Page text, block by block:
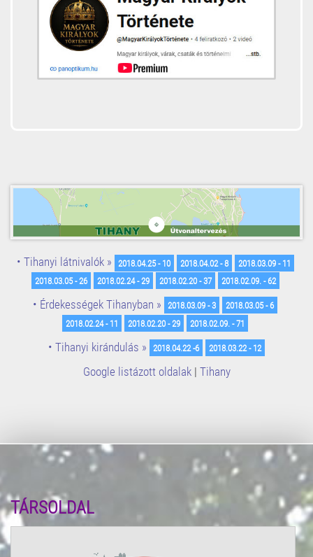
• Tihanyi látnivalók » 2018.04.25 - 10 2018.04.02 - 8
2018.03.09 - 11
2018.03.05 - 26
2018.02.24 - 29 2018.02.20 - 37 2018.02.09. - 62
• Érdekességek Tihanyban » 2018.03.09 - 3
2018.03.05 - 6
2018.02.24 - 11
2018.02.20 - 29 2018.02.09. - 71
• Tihanyi kirándulás » 2018.04.22 -6 2018.03.22 - 12
Google listázott oldalak| Tihany
TÁRSOLDAL